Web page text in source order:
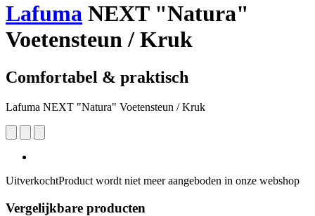
Lafuma NEXT "Natura"
Voetensteun / Kruk
Comfortabel & praktisch
Lafuma NEXT "Natura" Voetensteun / Kruk
UitverkochtProduct wordt niet meer aangeboden in onze webshop
Vergelijkbare producten